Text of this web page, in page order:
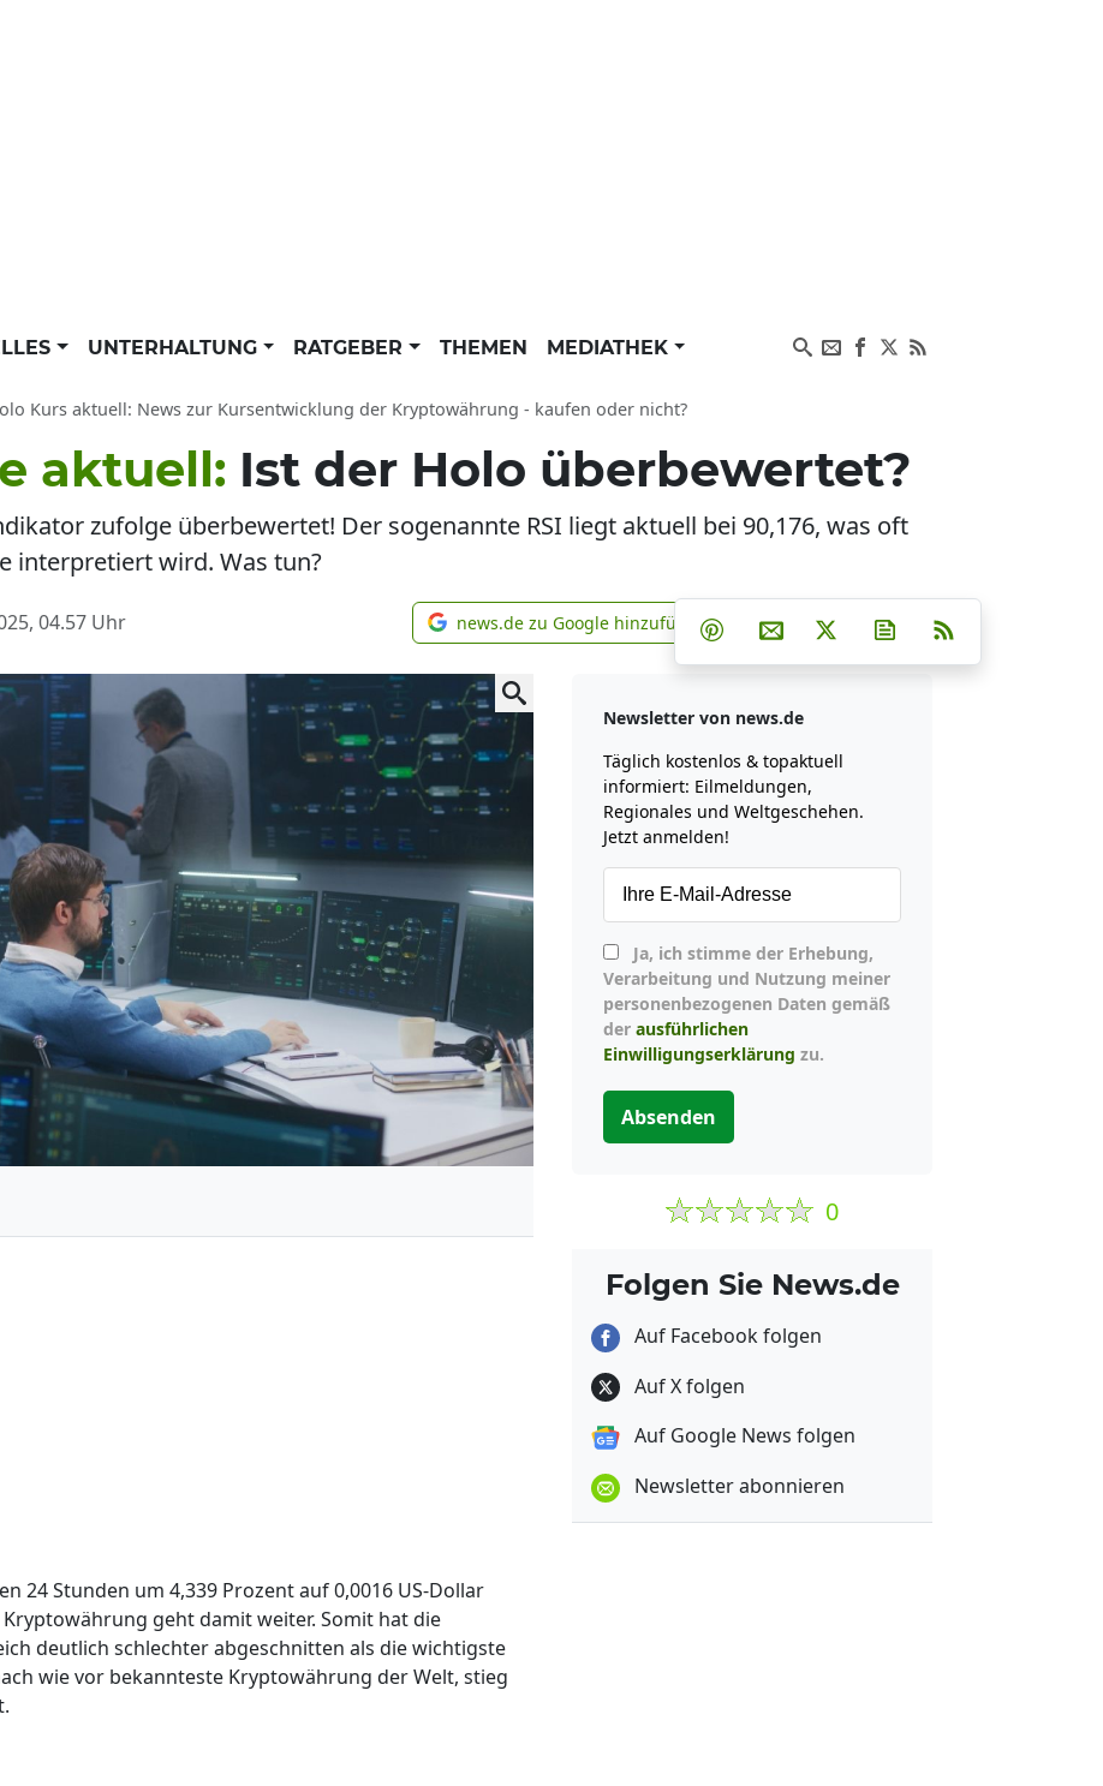
UNTERHALTUNG RATGEBER THEMEN MEDIATHEK
Kurs aktuell: News zur Kursentwicklung der Kryptowährung - kaufen oder nicht?
aktuell: Ist der Holo überbewertet?
zufolge überbewertet! Der sogenannte RSI liegt aktuell bei 90,176, was oft
interpretiert wird. Was tun?
04.57 Uhr news.de zu Google hinzufügen
news.de zu Google hinzufügen Teilen auf Facebook
Teilen auf Whatsapp
Teilen auf Telegram
Teilen auf Pinterest
Per E-Mail teilen
Post auf XNewsletter
24 Stunden um 4,339 Prozent auf 0,0016 US-Dollar
geht damit weiter. Somit hat die
deutlich schlechter abgeschnitten als die wichtigste
wie vor bekannteste Kryptowährung der Welt, stieg
Newsletter von news.de
Täglich kostenlos & topaktuell
informiert: Eilmeldungen,
Regionales und Weltgeschehen.
Jetzt anmelden!
Verarbeitung und Nutzung meiner
personenbezogenen Daten gemäß
der ausführlichen
Einwilligungserklärung zu.
Absenden
0
Folgen Sie News.de
Auf Facebook folgen
Auf X folgen
Auf Google News folgen
Newsletter abonnieren